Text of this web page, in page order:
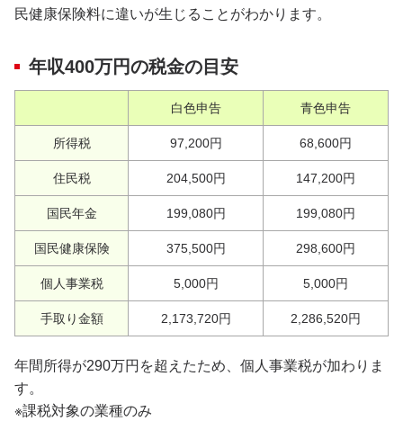
民健康保険料に違いが生じることがわかります。
年収400万円の税金の目安
白色申告 青色申告
所得税 97,200円 68,600円
住民税 204,500円 147,200円
国民年金 199,080円 199,080円
国民健康保険 375,500円 298,600円
個人事業税 5,000円 5,000円
手取り金額 2,173,720円 2,286,520円
年間所得が290万円を超えたため、個人事業税が加わりま
す。
※課税対象の業種のみ